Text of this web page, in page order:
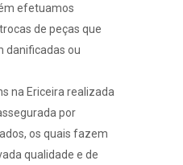
efetuamos
de peças que
danificadas ou
na Ericeira realizada
por
os quais fazem
qualidade e de